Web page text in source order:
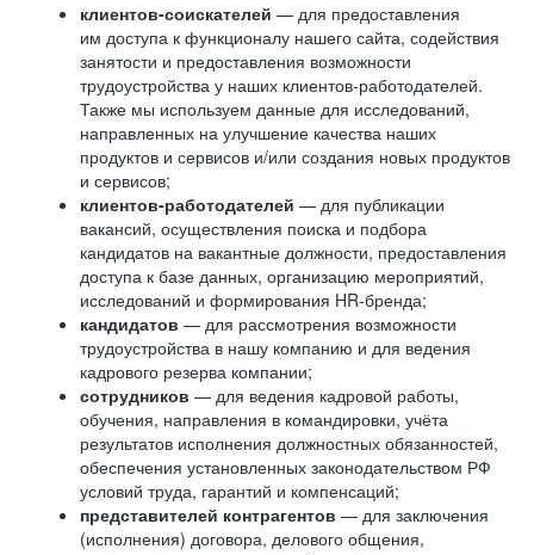
клиентов-соискателей — для предоставления
им доступа к функционалу нашего сайта, содействия
занятости и предоставления возможности
трудоустройства у наших клиентов-работодателей.
Также мы используем данные для исследований,
направленных на улучшение качества наших
продуктов и сервисов и/или создания новых продуктов
и сервисов;
клиентов-работодателей — для публикации
вакансий, осуществления поиска и подбора
кандидатов на вакантные должности, предоставления
доступа к базе данных, организацию мероприятий,
исследований и формирования HR-бренда;
кандидатов — для рассмотрения возможности
трудоустройства в нашу компанию и для ведения
кадрового резерва компании;
сотрудников — для ведения кадровой работы,
обучения, направления в командировки, учёта
результатов исполнения должностных обязанностей,
обеспечения установленных законодательством РФ
условий труда, гарантий и компенсаций;
представителей контрагентов — для заключения
(исполнения) договора, делового общения,